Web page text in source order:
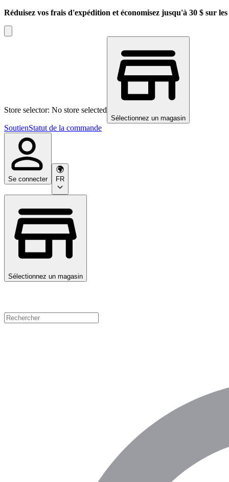
Réduisez vos frais d'expédition et économisez jusqu'à 30 $ sur
Store selector: No store selected
Sélectionnez un magasin
SoutienStatut de la commande
Se connecter FR
Sélectionnez un magasin